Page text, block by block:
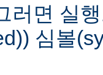
러면 실
심볼